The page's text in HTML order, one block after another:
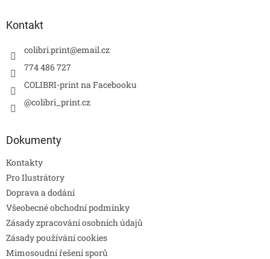
Kontakt
colibri.print@email.cz
774 486 727
COLIBRI-print na Facebooku
@colibri_print.cz
Dokumenty
Kontakty
Pro Ilustrátory
Doprava a dodání
Všeobecné obchodní podmínky
Zásady zpracování osobních údajů
Zásady používání cookies
Mimosoudní řešení sporů